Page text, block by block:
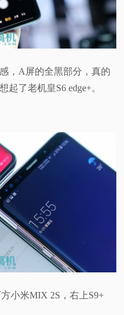
，A屏的全黑部分，真的
了老机皇S6 edge+。
小米MIX 2S，右上S9+